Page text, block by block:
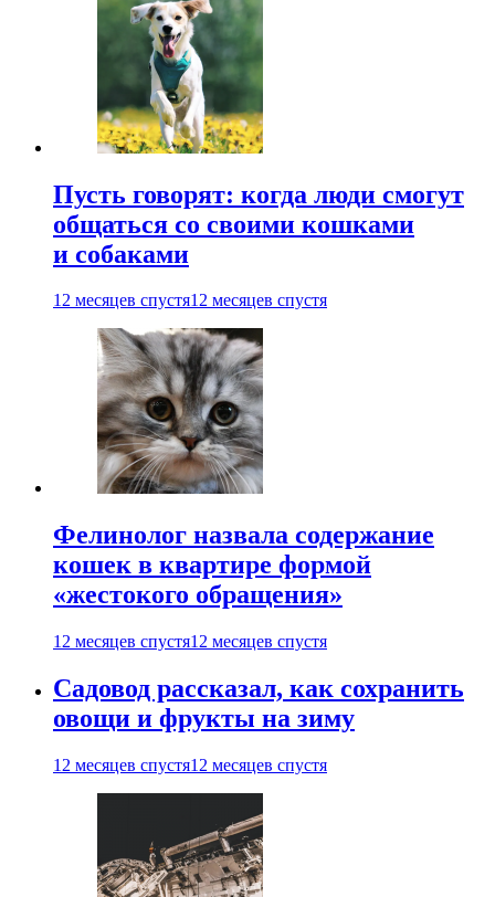
Пусть говорят: когда люди смогут
общаться со своими кошками
и собаками
12 месяцев спустя12 месяцев спустя
Фелинолог назвала содержание
кошек в квартире формой
«жестокого обращения»
12 месяцев спустя12 месяцев спустя
Садовод рассказал, как сохранить
овощи и фрукты на зиму
12 месяцев спустя12 месяцев спустя